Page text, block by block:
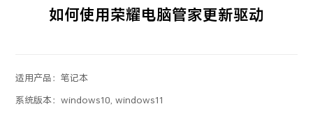
如何使用荣耀电脑管家更新驱动
适用产品：笔记本
系统版本：windows10, windows11